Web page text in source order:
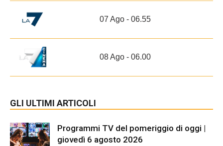
07 Ago - 06.55
08 Ago - 06.00
GLI ULTIMI ARTICOLI
Programmi TV del pomeriggio di oggi |
giovedì 6 agosto 2026